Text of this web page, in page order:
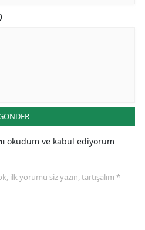
okudum ve kabul ediyorum
ilk yorumu siz yazın, tartışalım *